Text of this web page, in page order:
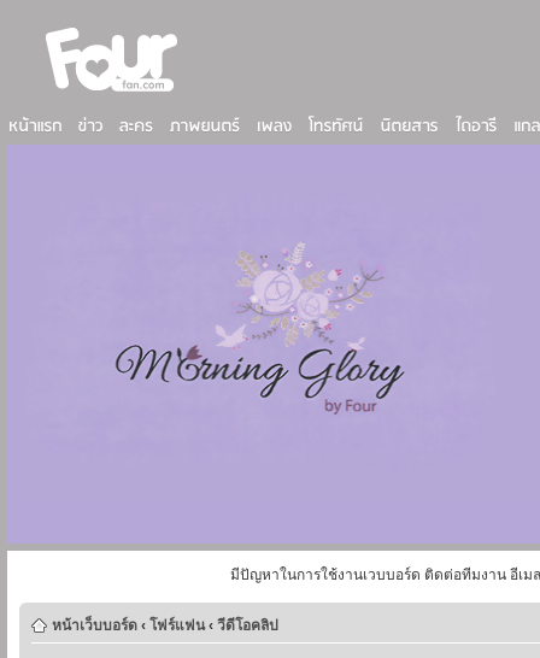
มีปัญหาในการใช้งานเวบบอร์ด ติดต่อทีมงาน อีเม
หน้าเว็บบอร์ด ‹ โฟร์แฟน ‹ วีดีโอคลิป